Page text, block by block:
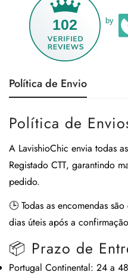
102 by
Política de Envio
Política de
A LavishioChic envia todas
Registado CTT, garantindo
pedido.
🕒 Todas as encomendas
dias úteis após a
📦 Prazo de
Portugal Continental: 24 a